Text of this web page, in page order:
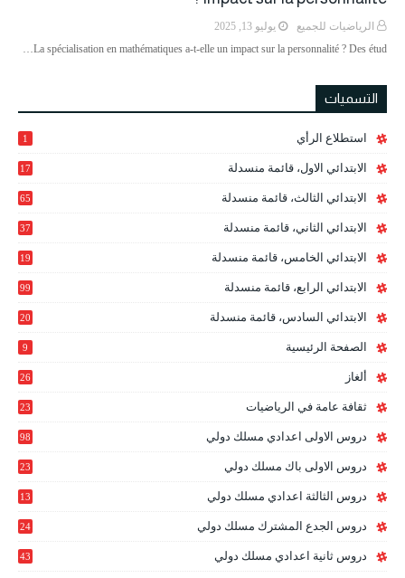
الرياضيات للجميع
يوليو 13, 2025
La spécialisation en mathématiques a-t-elle un impact sur la personnalité ? Des étud…
التسميات
استطلاع الرأي 1
الابتدائي الاول، قائمة منسدلة 17
الابتدائي الثالث، قائمة منسدلة 65
الابتدائي الثاني، قائمة منسدلة 37
الابتدائي الخامس، قائمة منسدلة
19
الابتدائي الرابع، قائمة منسدلة 99
الابتدائي السادس، قائمة منسدلة
20
الصفحة الرئيسية 9
ألغاز 26
ثقافة عامة في الرياضيات 23
دروس الاولى اعدادي مسلك دولي 98
دروس الاولى باك مسلك دولي
23
دروس الثالثة اعدادي مسلك دولي
13
دروس الجدع المشترك مسلك دولي
24
دروس ثانية اعدادي مسلك دولي 43